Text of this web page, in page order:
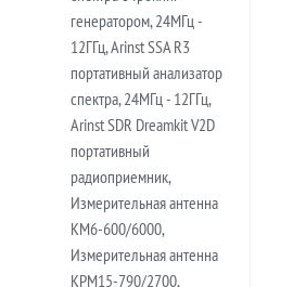
генератором, 24МГц -
12ГГц, Arinst SSA R3
портативный анализатор
спектра, 24МГц - 12ГГц,
Arinst SDR Dreamkit V2D
портативный
радиоприемник,
Измерительная антенна
KM6-600/6000,
Измерительная антенна
KPM15-790/2700,